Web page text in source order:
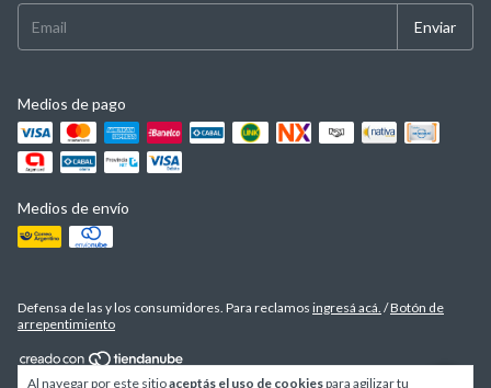
Al navegar por este sitioaceptás el uso de cookiespara agilizar tu
Medios de pago
Medios de envío
Defensa de las y los consumidores. Para reclamos ingresá acá. /Botón de
arrepentimiento